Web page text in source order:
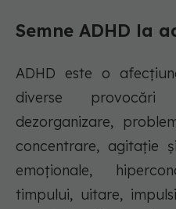
Semne ADHD la
ADHD este o
diverse
dezorganizare,
concentrare, agitație
emoționale,
timpului, uitare,